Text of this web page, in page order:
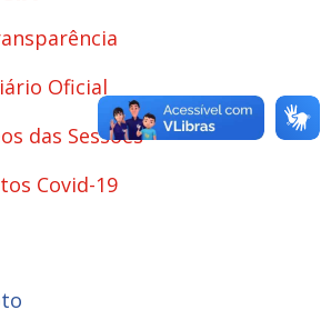
Oficial
das Sessões
Covid-19